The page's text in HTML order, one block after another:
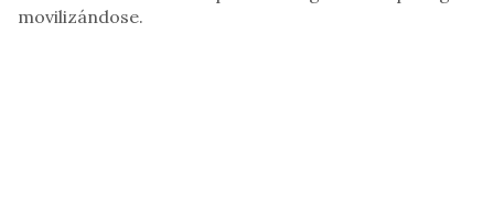
movilizándose.